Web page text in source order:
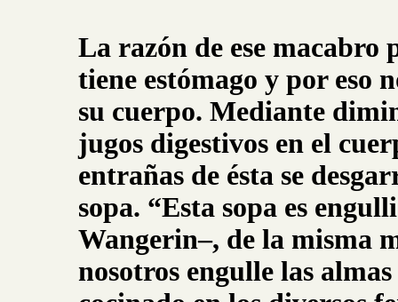
La razón de ese macabro
tiene estómago y por eso
su cuerpo. Mediante
jugos digestivos en el
entrañas de ésta se
sopa. “Esta sopa es
Wangerin–, de la misma
nosotros engulle las